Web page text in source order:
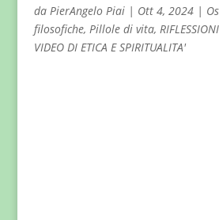
da PierAngelo Piai| Ott 4, 2024|
filosofiche, Pillole di vita,
VIDEO DI ETICA E SPIRITUALITA'